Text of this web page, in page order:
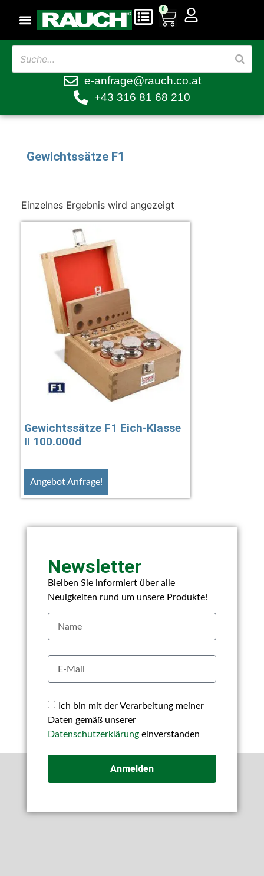
0
e-anfrage@rauch.co.at
+43 316 81 68 210
Gewichtssätze F1
Einzelnes Ergebnis wird angezeigt
Gewichtssätze F1 Eich-Klasse
II 100.000d
Angebot Anfrage!
Newsletter
Bleiben Sie informiert über alle
Neuigkeiten rund um unsere Produkte!
Ich bin mit der Verarbeitung meiner
Daten gemäß unserer
Datenschutzerklärungeinverstanden
Anmelden